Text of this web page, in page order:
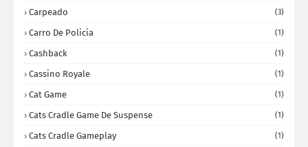
Carpeado (3)
Carro De Policia (1)
Cashback (1)
Cassino Royale (1)
Cat Game (1)
Cats Cradle Game De Suspense (1)
Cats Cradle Gameplay (1)